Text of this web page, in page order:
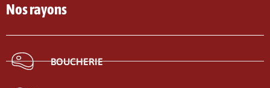
Nos rayons
BOUCHERIE